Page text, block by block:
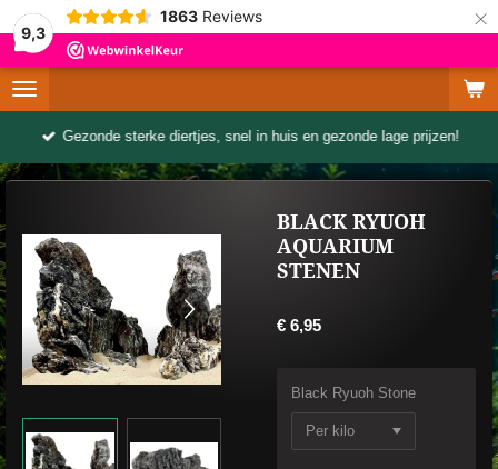
9,3
1863 Reviews ×
Gezonde sterke diertjes, snel in huis en gezonde lage prijzen!
BLACK RYUOH
AQUARIUM
STENEN
€ 6,95
Black Ryuoh Stone